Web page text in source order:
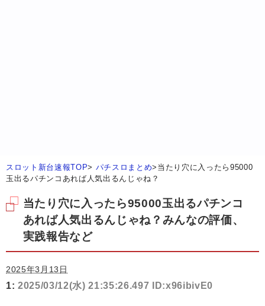
スロット新台速報TOP> パチスロまとめ> 当たり穴に入ったら95000
玉出るパチンコあれば人気出るんじゃね？
当たり穴に入ったら95000玉出るパチンコ
あれば人気出るんじゃね？みんなの評価、
実践報告など
2025年3月13日
1: 2025/03/12(水) 21:35:26.497 ID:x96ibivE0